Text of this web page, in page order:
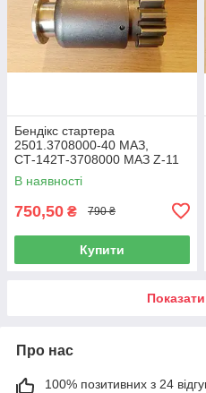
Бендікс стартера
2501.3708000-40 МАЗ,
СТ-142Т-3708000 МАЗ Z-11
В наявності
750,50 ₴ 790 ₴
Купити
Про нас
100% позитивних з 24